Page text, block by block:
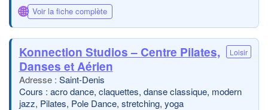
🌐 Voir la fiche complète
Konnection Studios – Centre Pilates,
Danses et Aérien
Loisir
Saint-Denis
Cours : acro dance, claquettes, danse classique, modern
jazz, Pilates, Pole Dance, stretching, yoga